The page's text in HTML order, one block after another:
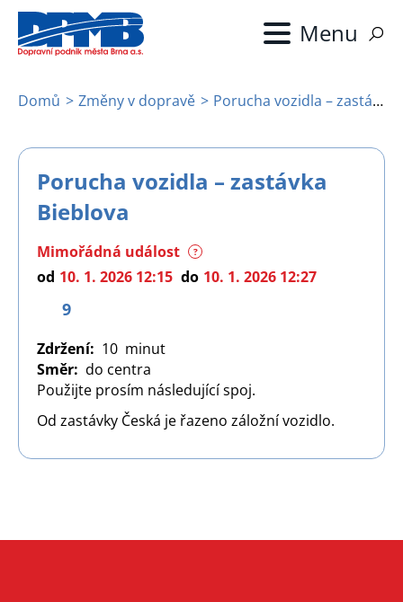
Přejít
hlavnímu
Drobečková
navigace
Domů Změny v dopravě Porucha vozidla – zastávka Bieblova
Porucha vozidla – zastávka
Bieblova
Mimořádná událost ?
od 10. 1. 2026 12:15 do 10. 1. 2026 12:27
9
Zdržení
10
Směr do centra
Použijte prosím následující spoj.
Od zastávky Česká je řazeno záložní vozidlo.